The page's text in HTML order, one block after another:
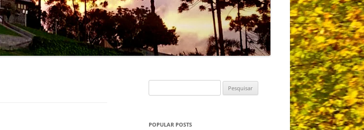
por:
POPULAR POSTS